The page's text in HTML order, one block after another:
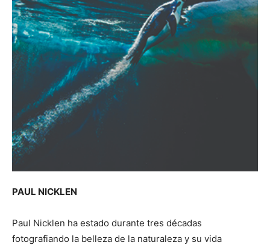
PAUL NICKLEN
Paul Nicklen ha estado durante tres décadas
fotografiando la belleza de la naturaleza y su vida